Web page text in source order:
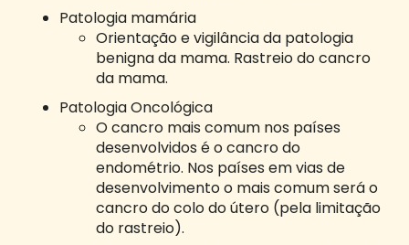
Patologia mamária
Orientação e vigilância da patologia
benigna da mama. Rastreio do cancro
da mama.
Patologia Oncológica
O cancro mais comum nos países
desenvolvidos é o cancro do
endométrio. Nos países em vias de
desenvolvimento o mais comum será o
cancro do colo do útero (pela limitação
do rastreio).